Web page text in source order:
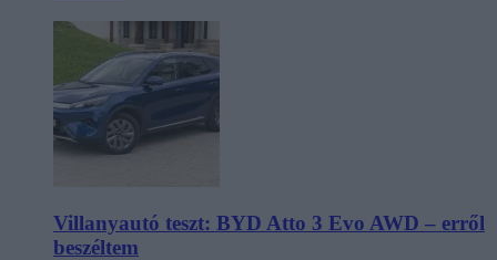
Villanyautó teszt: BYD Atto 3 Evo AWD – erről
beszéltem